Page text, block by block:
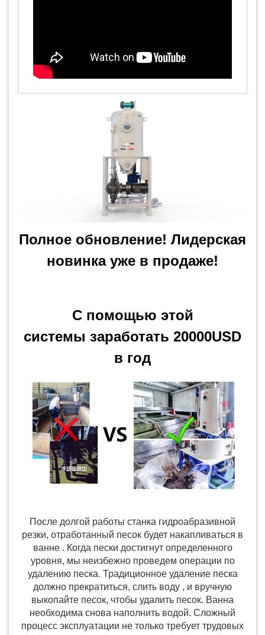
Полное обновление! Лидерская
новинка уже в продаже!
C помощью этой
системы заработать 20000USD
в год
После долгой работы станка гидроабразивной
резки, отработанный песок будет накапливаться в
ванне . Когда пески достигнут определенного
уровня, мы неизбежно проведем операции по
удалению песка. Традиционное удаление песка
должно прекратиться, слить воду , и вручную
выкопайте песок, чтобы удалить песок. Ванна
необходима снова наполнить водой. Сложный
процесс эксплуатации не только требует трудовых